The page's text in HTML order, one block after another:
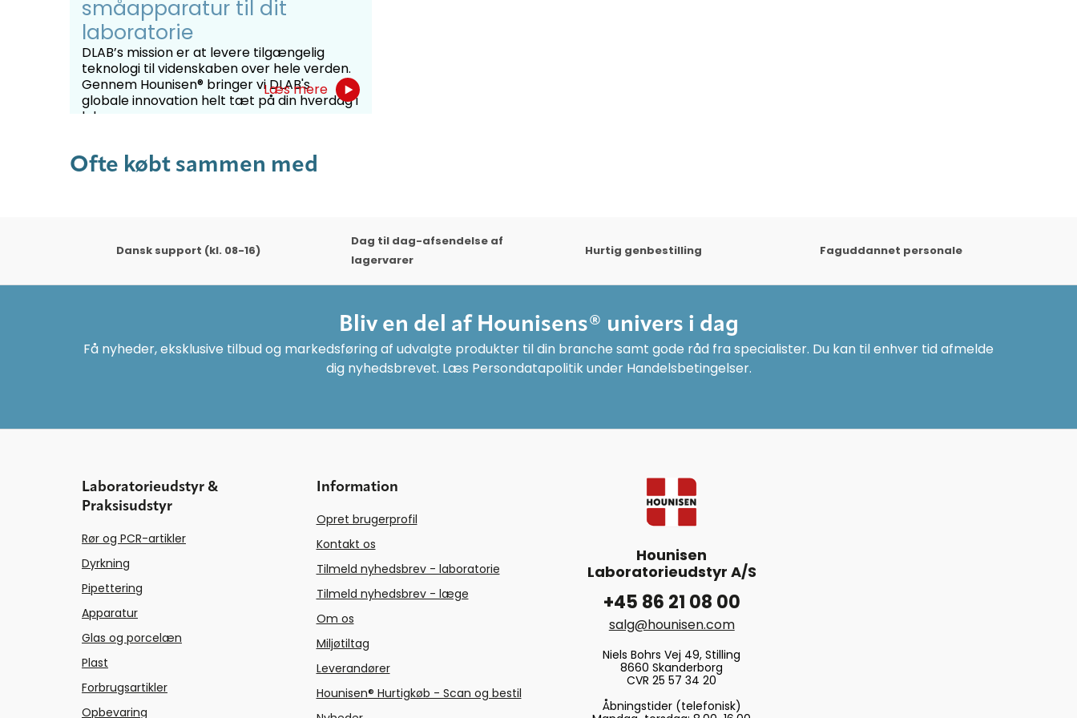
småapparatur til dit
laboratorie
DLAB’s mission er at levere tilgængelig
teknologi til videnskaben over hele verden.
Gennem Hounisen® bringer vi DLAB's
globale innovation helt tæt på din hverdag i
labora...
Læs mere
Ofte købt sammen med
Dansk support (kl. 08-16)
Dag til dag-afsendelse af
lagervarer
Hurtig genbestilling Faguddannet personale
Bliv en del af Hounisens® univers i dag
Få nyheder, eksklusive tilbud og markedsføring af udvalgte produkter til din branche samt gode råd fra specialister. Du kan til enhver tid afmelde
dig nyhedsbrevet. Læs Persondatapolitik under Handelsbetingelser.
Laboratorieudstyr &
Praksisudstyr
Rør og PCR-artikler
Dyrkning
Pipettering
Apparatur
Glas og porcelæn
Plast
Forbrugsartikler
Opbevaring
Information
Opret brugerprofil
Kontakt os
Tilmeld nyhedsbrev - laboratorie
Tilmeld nyhedsbrev - læge
Om os
Miljøtiltag
Leverandører
Hounisen® Hurtigkøb - Scan og bestil
Hounisen
Laboratorieudstyr A/S
+45 86 21 08 00
salg@hounisen.com
Niels Bohrs Vej 49, Stilling
8660 Skanderborg
CVR 25 57 34 20
Åbningstider (telefonisk)